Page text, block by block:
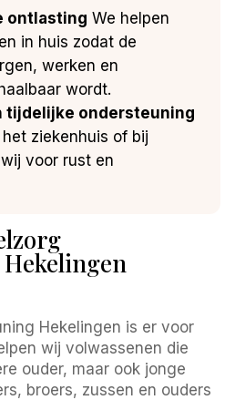
ontlasting We helpen
in huis zodat de
werken en
wordt.
tijdelijke ondersteuning
ziekenhuis of bij
voor rust en
Hekelingen is er voor
wij volwassenen die
ouder, maar ook jonge
broers, zussen en ouders